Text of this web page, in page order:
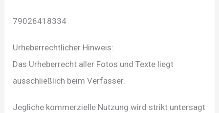
79026418334
Urheberrechtlicher Hinweis:
Das Urheberrecht aller Fotos und Texte liegt
ausschließlich beim Verfasser.
Jegliche kommerzielle Nutzung wird strikt untersagt